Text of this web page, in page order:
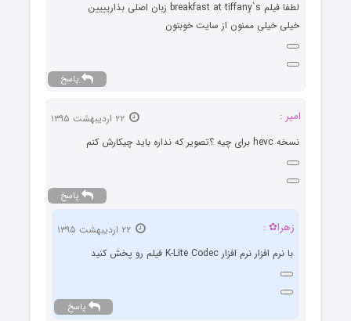
لطفا فیلم breakfast at tiffany`s زبان اصلی بذاریییین
خیلی خیلی ممنون از سایت خوبتون
پاسخ
امير :
نسخه hevc برای چیه ؟تصویر که نداره باید چیکارش کنم
پاسخ
زهرا✿ :
با نرم افزار نرم افزار K-Lite Codec فیلم رو پخش کنید
پاسخ